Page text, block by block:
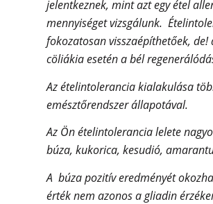
jelentkeznek, mint azt egy étel
mennyiséget vizsgálunk.
fokozatosan visszaépíthetőek,
cöliákia esetén a bél
Az ételintolerancia kialakulása
emésztőrendszer állapotával.
Az Ön ételintolerancia lelete
búza, kukorica, kesudió,
A búza pozitív eredményét
érték nem azonos a gliadin